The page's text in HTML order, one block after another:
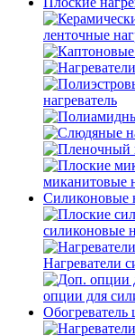
ленточные
нагреватель
миканитовые
Силиконовые
силиконовые
Нагреватели
опции для
Обогреватель